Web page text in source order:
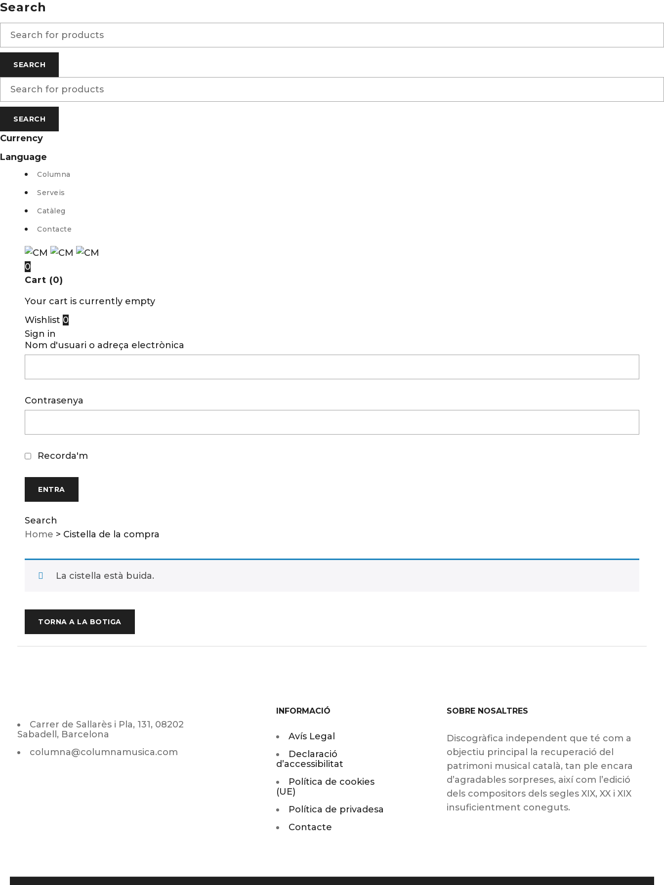
Search
Currency
Language
Columna
Serveis
Catàleg
Contacte
0
Cart (0)
Your cart is currently empty
Wishlist 0
Sign in
Nom d'usuari o adreça electrònica
Contrasenya
Recorda'm
Search
Home > Cistella de la compra
La cistella està buida.
TORNA A LA BOTIGA
Carrer de Sallarès i Pla, 131, 08202
Sabadell, Barcelona
columna@columnamusica.com
INFORMACIÓ
Avís Legal
Declaració
d’accessibilitat
Política de cookies
(UE)
Política de privadesa
Contacte
SOBRE NOSALTRES
Discogràfica independent que té com a
objectiu principal la recuperació del
patrimoni musical català, tan ple encara
d’agradables sorpreses, així com l’edició
dels compositors dels segles XIX, XX i XIX
insuficientment coneguts.